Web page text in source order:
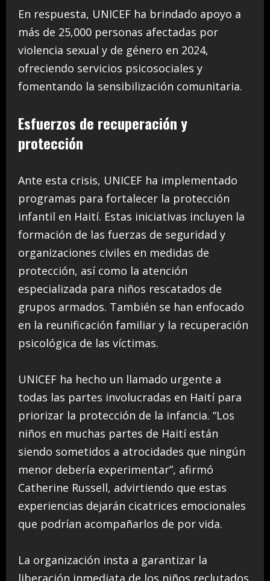
En respuesta, UNICEF ha brindado apoyo a
más de 25,000 personas afectadas por
violencia sexual y de género en 2024,
ofreciendo servicios psicosociales y
fomentando la sensibilización comunitaria.
Esfuerzos de recuperación y
protección
Ante esta crisis, UNICEF ha implementado
programas para fortalecer la protección
infantil en Haití. Estas iniciativas incluyen la
formación de las fuerzas de seguridad y
organizaciones civiles en medidas de
protección, así como la atención
especializada para niños rescatados de
grupos armados. También se han enfocado
en la reunificación familiar y la recuperación
psicológica de las víctimas.
UNICEF ha hecho un llamado urgente a
todas las partes involucradas en Haití para
priorizar la protección de la infancia. “Los
niños en muchas partes de Haití están
siendo sometidos a atrocidades que ningún
menor debería experimentar”, afirmó
Catherine Russell, advirtiendo que estas
experiencias dejarán cicatrices emocionales
que podrían acompañarlos de por vida.
La organización insta a garantizar la
liberación inmediata de los niños reclutados